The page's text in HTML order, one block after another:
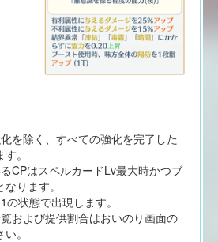
を除く、すべての強化を完了した
。
CPはスペルカードLv最大時かつブ
ります。
状態で出現します。
および提供割合はおいのり画面の
。